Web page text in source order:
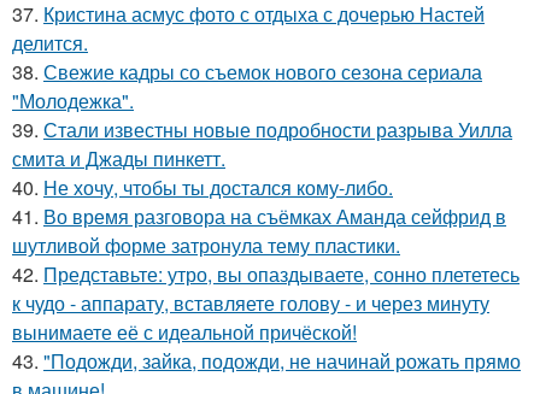
37. Кристина асмус фото с отдыха с дочерью Настей
делится.
38. Свежие кадры со съемок нового сезона сериала
"Молодежка".
39. Стали известны новые подробности разрыва Уилла
смита и Джады пинкетт.
40. Не хочу, чтобы ты достался кому-либо.
41. Во время разговора на съёмках Аманда сейфрид в
шутливой форме затронула тему пластики.
42. Представьте: утро, вы опаздываете, сонно плететесь
к чудо - аппарату, вставляете голову - и через минуту
вынимаете её с идеальной причёской!
43. "Подожди, зайка, подожди, не начинай рожать прямо